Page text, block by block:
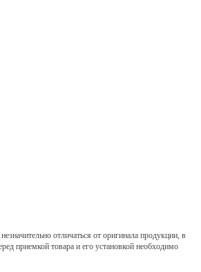
отличаться от оригинала продукции, в
приемкой товара и его установкой необходимо